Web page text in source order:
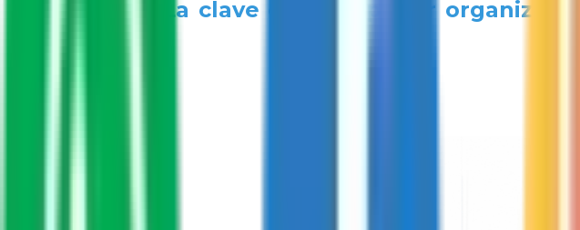
nosotros. La clave está en poder